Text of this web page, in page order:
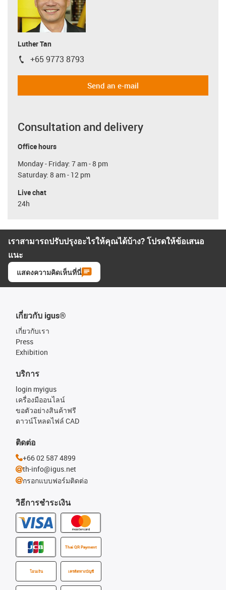
Luther Tan
igus-icon-phone
+65 9773 8793
Send an e-mail
Consultation and delivery
Office hours
Monday - Friday: 7 am - 8 pm
Saturday: 8 am - 12 pm
Live chat
24h
เราสามารถปรับปรุงอะไรให้คุณได้บ้าง? โปรดให้ข้อเสนอ
แนะ
แสดงความคิดเห็นที่นี่
เกี่ยวกับ igus®
เกี่ยวกับเรา
Press
Exhibition
วิธีการชำระเงิน
Thai QR Payment
โอนเงิน เครดิตทางบัญชี
บริการ
login myigus
เครื่องมืออนไลน์
ขอตัวอย่างสินค้าฟรี
ดาวน์โหลดไฟล์ CAD
ติดต่อ
+66 02 587 4899
th-info@igus.net
กรอกแบบฟอร์มติดต่อ